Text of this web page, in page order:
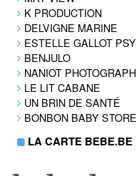
K PRODUCTION
DELVIGNE MARINE
ESTELLE GALLOT
BENJULO
NANIOT
LE LIT CABANE
UN BRIN DE SANTÉ
BONBON BABY STORE
LA CARTE BEBE.BE